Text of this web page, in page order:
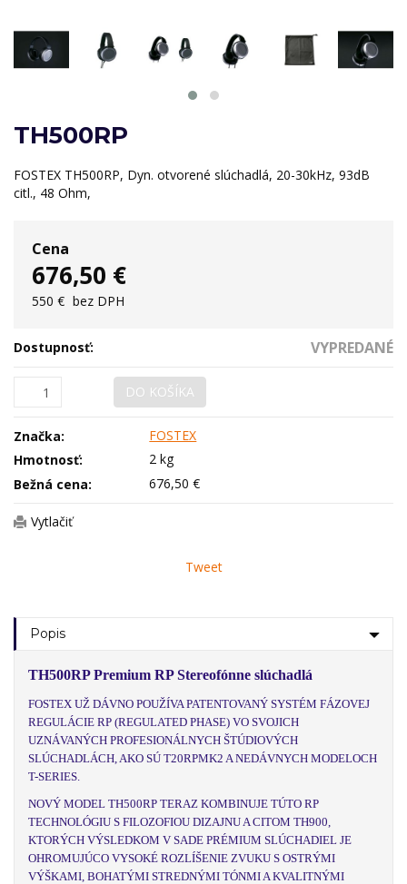
TH500RP
FOSTEX TH500RP, Dyn. otvorené slúchadlá, 20-30kHz, 93dB
citl., 48 Ohm,
Cena
676,50 €
550 € bez DPH
Dostupnosť: VYPREDANÉ
DO KOŠÍKA
Značka:
FOSTEX
Hmotnosť:
2 kg
Bežná cena:
676,50 €
Vytlačiť
Tweet
Popis
TH500RP Premium RP Stereofónne slúchadlá
FOSTEX UŽ DÁVNO POUŽÍVA PATENTOVANÝ SYSTÉM FÁZOVEJ
REGULÁCIE RP (REGULATED PHASE) VO SVOJICH
UZNÁVANÝCH PROFESIONÁLNYCH ŠTÚDIOVÝCH
SLÚCHADLÁCH, AKO SÚ T20RPMK2 A NEDÁVNYCH MODELOCH
T-SERIES.
NOVÝ MODEL TH500RP TERAZ KOMBINUJE TÚTO RP
TECHNOLÓGIU S FILOZOFIOU DIZAJNU A CITOM TH900,
KTORÝCH VÝSLEDKOM V SADE PRÉMIUM SLÚCHADIEL JE
OHROMUJÚCO VYSOKÉ ROZLÍŠENIE ZVUKU S OSTRÝMI
VÝŠKAMI, BOHATÝMI STREDNÝMI TÓNMI A KVALITNÝMI